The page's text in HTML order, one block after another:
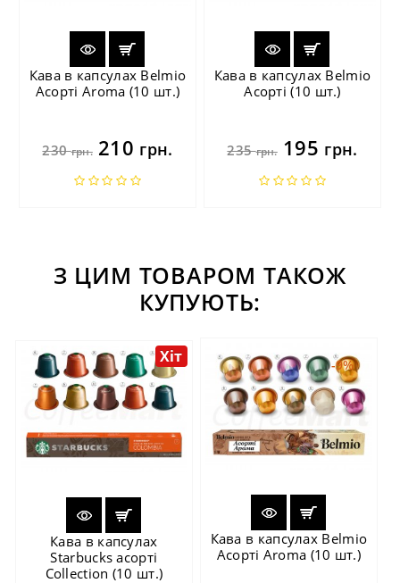
Кава в капсулах Belmio
Асорті Aroma (10 шт.)
230грн.210 грн.
Кава в капсулах Belmio
Асорті (10 шт.)
235грн.195 грн.
З ЦИМ ТОВАРОМ ТАКОЖ
КУПУЮТЬ:
Хіт
Кава в капсулах
Starbucks асорті
Collection (10 шт.)
-9%
Кава в капсулах Belmio
Асорті Aroma (10 шт.)